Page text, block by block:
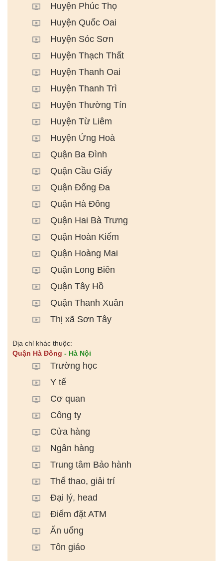
Huyện Phúc Thọ
Huyện Quốc Oai
Huyện Sóc Sơn
Huyện Thạch Thất
Huyện Thanh Oai
Huyện Thanh Trì
Huyện Thường Tín
Huyện Từ Liêm
Huyện Ứng Hoà
Quận Ba Đình
Quận Cầu Giấy
Quận Đống Đa
Quận Hà Đông
Quận Hai Bà Trưng
Quận Hoàn Kiếm
Quận Hoàng Mai
Quận Long Biên
Quận Tây Hồ
Quận Thanh Xuân
Thị xã Sơn Tây
Địa chỉ khác thuộc:
Quận Hà Đông - Hà Nội
Trường học
Y tế
Cơ quan
Công ty
Cửa hàng
Ngân hàng
Trung tâm Bảo hành
Thể thao, giải trí
Đại lý, head
Điểm đặt ATM
Ăn uống
Tôn giáo